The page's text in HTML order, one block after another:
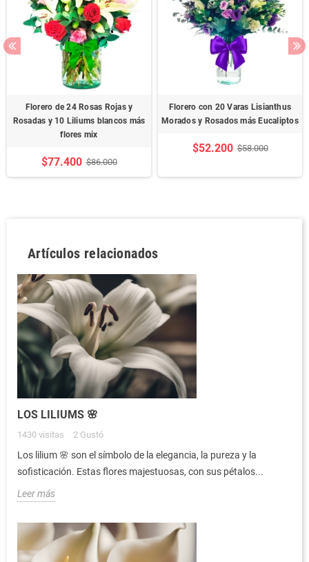
Florero de 24 Rosas Rojas y
Rosadas y 10 Liliums blancos más
flores mix
$77.400 $86.000
Florero con 20 Varas Lisianthus
Morados y Rosados más Eucaliptos
$52.200 $58.000
Artículos relacionados
LOS LILIUMS 🌸
1430 visitas 2 Gustó
Los lilium 🌸 son el símbolo de la elegancia, la pureza y la
sofisticación. Estas flores majestuosas, con sus pétalos...
Leer más